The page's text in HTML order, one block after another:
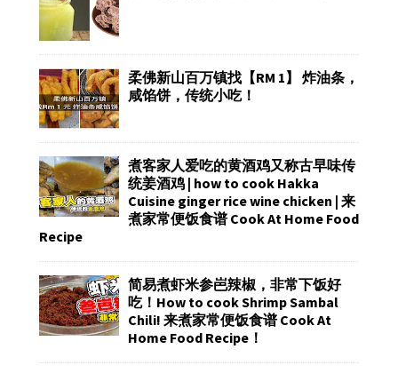
柔佛新山百万镇找【RM 1】 炸油条，
咸馅饼，传统小吃！
煮客家人爱吃的黄酒鸡又称古早味传
统姜酒鸡 | how to cook Hakka
Cuisine ginger rice wine chicken | 来
煮家常便饭食谱 Cook At Home Food
Recipe
简易煮虾米参岜辣椒，非常下饭好
吃！How to cook Shrimp Sambal
Chili! 来煮家常便饭食谱 Cook At
Home Food Recipe！